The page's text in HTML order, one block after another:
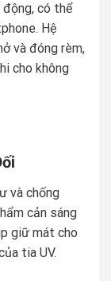
có thể
Hệ
và đóng rèm,
cho không
và chống
cản sáng
giữ mát cho
tia UV.